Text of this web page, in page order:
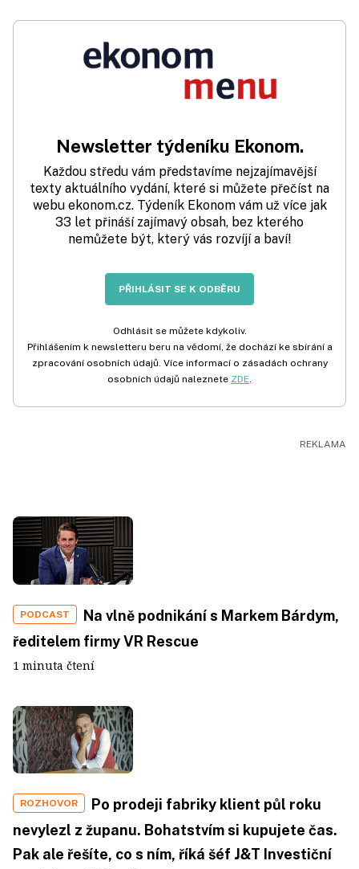
Newsletter týdeníku Ekonom.
Každou středu vám představíme nejzajímavější
texty aktuálního vydání, které si můžete přečíst na
webu ekonom.cz. Týdeník Ekonom vám už více jak
33 let přináší zajímavý obsah, bez kterého
nemůžete být, který vás rozvíjí a baví!
PŘIHLÁSIT SE K ODBĚRU
Odhlásit se můžete kdykoliv.
Přihlášením k newsletteru beru na vědomí, že dochází ke sbírání a
zpracování osobních údajů. Více informací o zásadách ochrany
osobních údajů naleznete ZDE.
PODCAST
Na vlně podnikání s Markem Bárdym,
ředitelem firmy VR Rescue
1 minuta čtení
ROZHOVOR
Po prodeji fabriky klient půl roku
nevylezl z županu. Bohatstvím si kupujete čas.
Pak ale řešíte, co s ním, říká šéf J&T Investiční